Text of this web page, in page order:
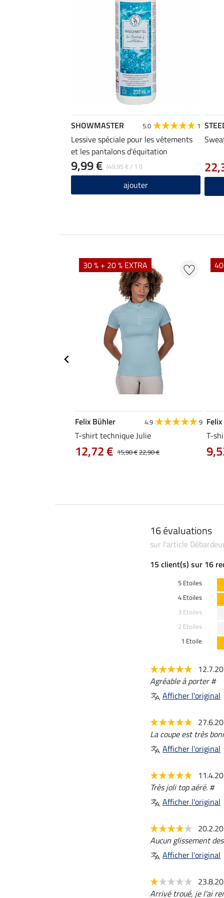
SHOWMASTER 5.0 1
Lessive spéciale pour les vêtements
et les pantalons d'équitation
(49,95 € / 1 l)
9,99 €
ajouter
30 % + 20 % EXTRA
Felix Bühler 4.9 9
T-shirt technique Julie
15,90 €22,90 €
12,72 €
T-
16 évaluations
sur l'article
15 client(s) sur 16
5 Etoiles
4 Etoiles
3 Etoiles
2 Etoiles
1 Etoile
Agréable à porter #
Afficher l'original
La coupe est très
Afficher l'original
Très joli top aéré. #
Afficher l'original
Aucun glissement
Afficher l'original
Arrivé troué, je l'ai